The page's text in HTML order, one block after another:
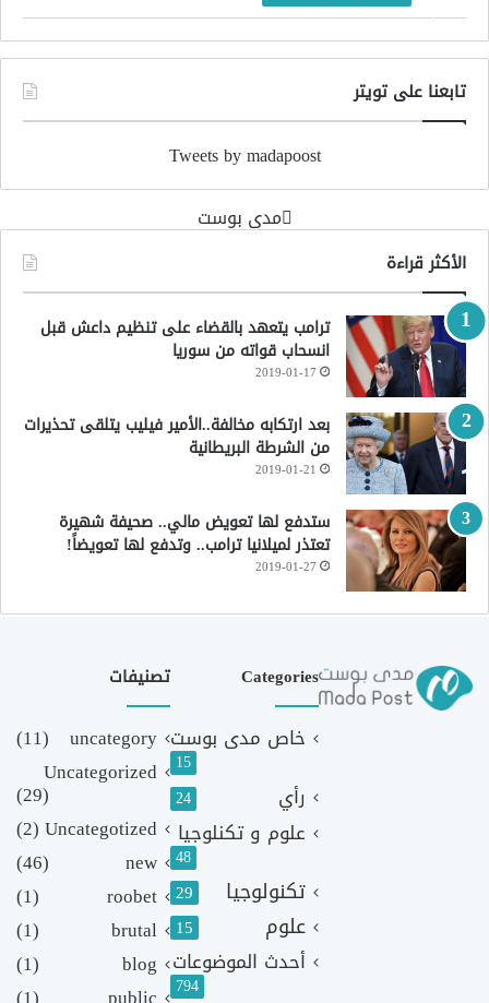
تابعنا على تويتر
Tweets by madapoost
‏مدى بوست‏
الأكثر قراءة
ترامب يتعهد بالقضاء على تنظيم داعش قبل
انسحاب قواته من سوريا
2019-01-17
بعد ارتكابه مخالفة..الأمير فيليب يتلقى تحذيرات
من الشرطة البريطانية
2019-01-21
ستدفع لها تعويض مالي.. صحيفة شهيرة
تعتذر لميلانيا ترامب.. وتدفع لها تعويضاً!
2019-01-27
Categories
خاص مدى بوست
15
رأي 24
علوم و تكنلوجيا
48
تكنولوجيا 29
علوم 15
أحدث الموضوعات
794
تصنيفات
uncategory
(11)
Uncategorized
(29)
Uncategotized
(2)
new
(46)
roobet
(1)
brutal
(1)
blog
(1)